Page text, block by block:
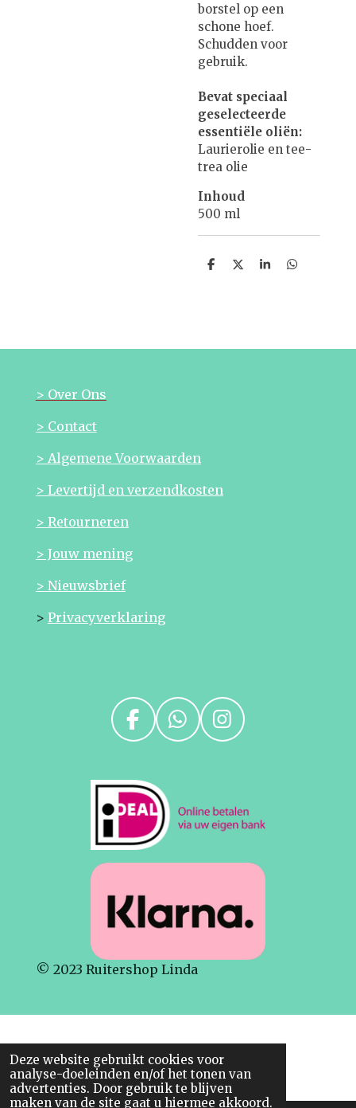
Deze website gebruikt cookies voor
analyse-doeleinden en/of het tonen van
advertenties. Door gebruik te blijven
maken van de site gaat u hiermee akkoord.
borstel op een
schone hoef.
Schudden voor
gebruik.
Bevat speciaal
geselecteerde
essentiële oliën:
Laurierolie en tee-
trea olie
Inhoud
500 ml
D
D
S
D
> Over Ons
> Contact
> Algemene Voorwaarden
> Levertijd en verzendkosten
> Retourneren
> Jouw mening
> Nieuwsbrief
> Privacyverklaring
F
e
b
o
o
W
t
s
A
p
I
a
g
r
m
© 2023 Ruitershop Linda